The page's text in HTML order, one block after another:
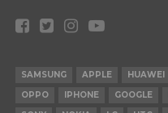
SAMSUNG APPLE HUAWEI
OPPO
IPHONE GOOGLE